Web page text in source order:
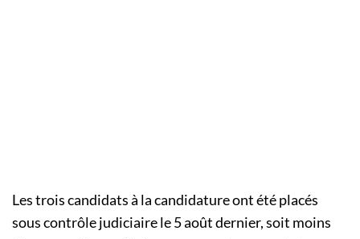
Les trois candidats à la candidature ont été placés
sous contrôle judiciaire le 5 août dernier, soit moins